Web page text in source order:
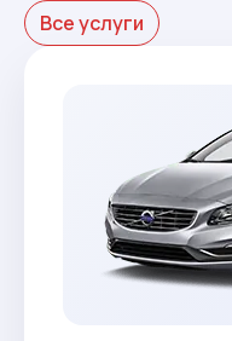
Все услуги